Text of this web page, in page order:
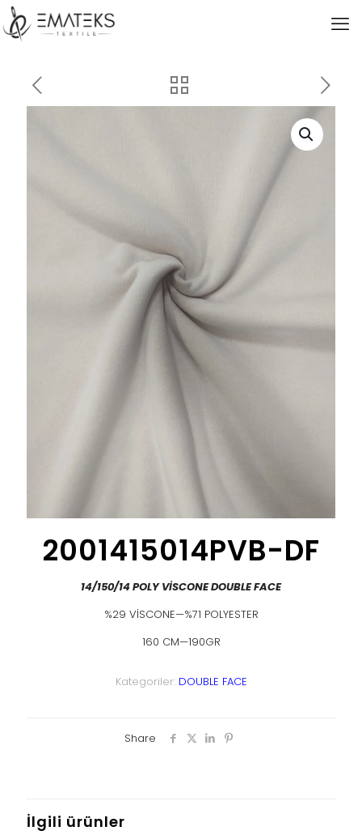
2001415014PVB-DF
14/150/14 POLY VİSCONE DOUBLE FACE
%29 VİSCONE—%71 POLYESTER
160 CM—190GR
Kategoriler: DOUBLE FACE
Share
İlgili ürünler